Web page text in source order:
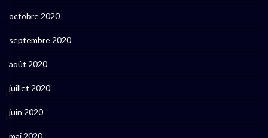
octobre 2020
septembre 2020
août 2020
juillet 2020
juin 2020